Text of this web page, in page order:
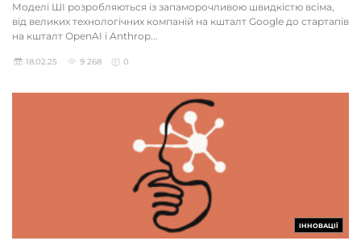
Моделі ШІ розробляються із запаморочливою швидкістю всіма,
від великих технологічних компаній на кшталт Google до стартапів
на кшталт OpenAI і Anthrop...
18.02.25 9 268 0
ІННОВАЦІЇ